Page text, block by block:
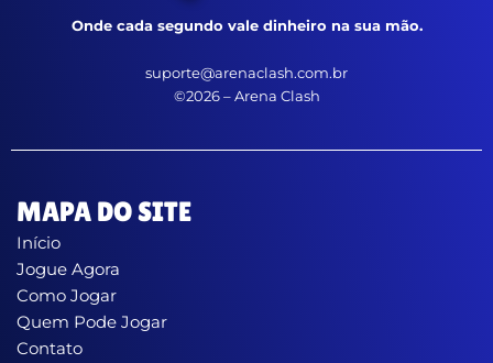
Onde cada segundo vale dinheiro na sua mão.
suporte@arenaclash.com.br
©2026 – Arena Clash
MAPA DO SITE
Início
Jogue Agora
Como Jogar
Quem Pode Jogar
Contato